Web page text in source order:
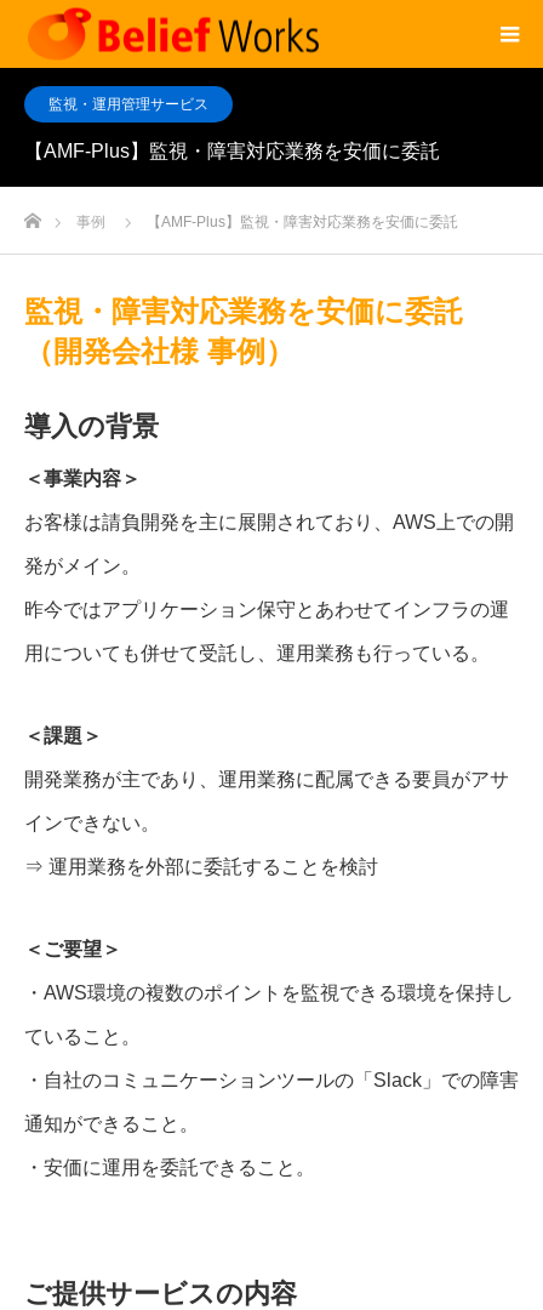
監視・運用管理サービス
【AMF-Plus】監視・障害対応業務を安価に委託
ホーム事例 【AMF-Plus】監視・障害対応業務を安価に委託
監視・障害対応業務を安価に委託
（開発会社様 事例）
導入の背景
＜事業内容＞
お客様は請負開発を主に展開されており、AWS上での開
発がメイン。
昨今ではアプリケーション保守とあわせてインフラの運
用についても併せて受託し、運用業務も行っている。
＜課題＞
開発業務が主であり、運用業務に配属できる要員がアサ
インできない。
⇒ 運用業務を外部に委託することを検討
＜ご要望＞
・AWS環境の複数のポイントを監視できる環境を保持し
ていること。
・自社のコミュニケーションツールの「Slack」での障害
通知ができること。
・安価に運用を委託できること。
ご提供サービスの内容